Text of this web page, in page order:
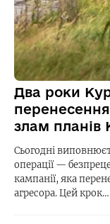
Два роки
злам планів
Сьогодні
операції —
кампанії, яка
агресора. Цей крок…